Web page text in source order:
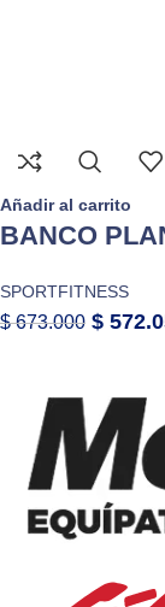
Añadir al carrito
BANCO
SPORTFITNESS
$673.000 $